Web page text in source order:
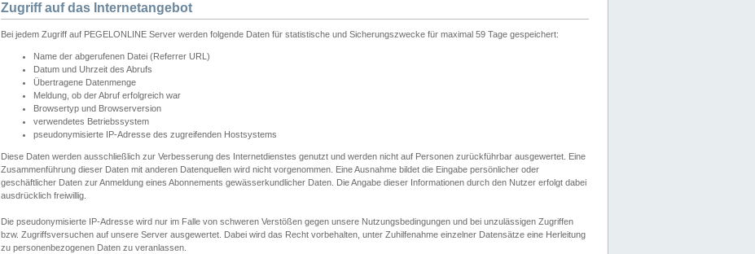
Zugriff auf das Internetangebot
Bei jedem Zugriff auf PEGELONLINE Server werden folgende Daten für statistische und Sicherungszwecke für maximal 59 Tage gespeichert:
Name der abgerufenen Datei (Referrer URL)
Datum und Uhrzeit des Abrufs
Übertragene Datenmenge
Meldung, ob der Abruf erfolgreich war
Browsertyp und Browserversion
verwendetes Betriebssystem
pseudonymisierte IP-Adresse des zugreifenden Hostsystems
Diese Daten werden ausschließlich zur Verbesserung des Internetdienstes genutzt und werden nicht auf Personen zurückführbar ausgewertet. Eine
Zusammenführung dieser Daten mit anderen Datenquellen wird nicht vorgenommen. Eine Ausnahme bildet die Eingabe persönlicher oder
geschäftlicher Daten zur Anmeldung eines Abonnements gewässerkundlicher Daten. Die Angabe dieser Informationen durch den Nutzer erfolgt dabei
ausdrücklich freiwillig.
Die pseudonymisierte IP-Adresse wird nur im Falle von schweren Verstößen gegen unsere Nutzungsbedingungen und bei unzulässigen Zugriffen
bzw. Zugriffsversuchen auf unsere Server ausgewertet. Dabei wird das Recht vorbehalten, unter Zuhilfenahme einzelner Datensätze eine Herleitung
zu personenbezogenen Daten zu veranlassen.